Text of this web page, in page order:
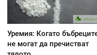
Уремия: Когато
не могат да пречистват